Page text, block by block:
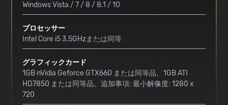
Windows Vista / 7 / 8 / 8.1 / 10
プロセッサー
Intel Core i5 3.5GHzまたは同等
グラフィックカード
1GB nVidia Geforce GTX660 または同等品、1GB ATI
HD7850 または同等品。追加事項: 最小解像度: 1280 x
720